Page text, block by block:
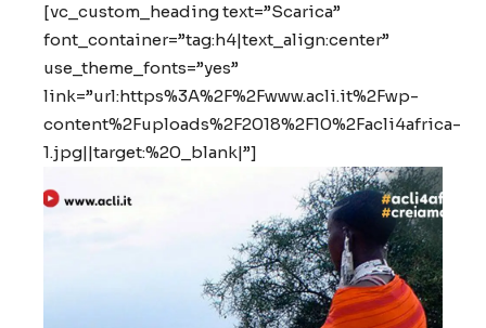
[vc_custom_heading text=”Scarica”
font_container=”tag:h4|text_align:center”
use_theme_fonts=”yes”
link=”url:https%3A%2F%2Fwww.acli.it%2Fwp-
content%2Fuploads%2F2018%2F10%2Facli4africa-
1.jpg||target:%20_blank|”]